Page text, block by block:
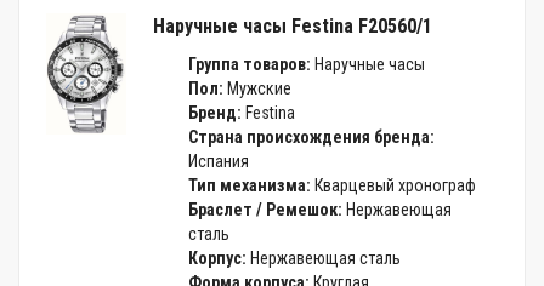
Наручные часы Festina F20560/1
Группа товаров: Наручные часы
Пол: Мужские
Бренд: Festina
Страна происхождения бренда:
Испания
Тип механизма: Кварцевый хронограф
Браслет / Ремешок: Нержавеющая
сталь
Корпус: Нержавеющая сталь